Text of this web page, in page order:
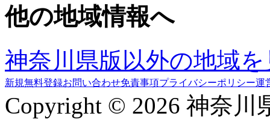
他の地域情報へ
神奈川県版以外の地域
新規無料登録お問い合わせ免責事項プライバシーポリシー運
Copyright © 2026 神奈